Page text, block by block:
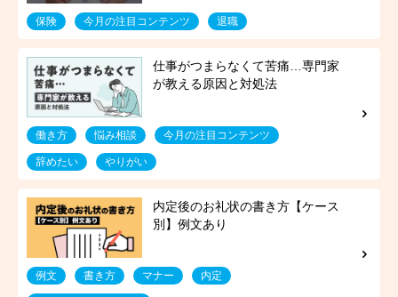
保険 今月の注目コンテンツ 退職
働き方 悩み相談 今月の注目コンテンツ
辞めたい やりがい
例文 書き方 マナー 内定